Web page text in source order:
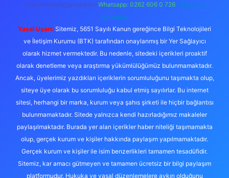
forumhizmeti@gmail.com Whatsapp: 0262 606 0 726 Telegram:
@karabul
Yasal Uyarı: Sitemiz, 5651 Sayılı Kanun gereğince Bilgi Teknolojileri
ve İletişim Kurumu (BTK) tarafından onaylanmış bir Yer Sağlayıcı
olarak hizmet vermektedir. Bu nedenle, sitedeki içerikleri proaktif
olarak denetleme veya araştırma yükümlülüğümüz bulunmamaktadır.
Ancak, üyelerimiz yazdıkları içeriklerin sorumluluğunu taşımakta olup,
siteye üye olarak bu sorumluluğu kabul etmiş sayılırlar. Bu internet
sitesi, herhangi bir marka, kurum veya şahıs şirketi ile hiçbir bağlantısı
bulunmamaktadır. Sitede yalnızca kendi hazırladığımız makaleler
paylaşılmaktadır. Burada yer alan içerikler haber niteliği taşımamakta
olup, gerçek kurum ve kişiler hakkında paylaşım yapılmamaktadır.
Gerçek kurum ve kişiler ile isim benzerlikleri tamamen tesadüfidir.
Sitemiz, kar amacı gütmeyen ve tamamen ücretsiz bir bilgi paylaşım
platformudur. Hukuka ve yasal düzenlemelere aykırı olduğunu